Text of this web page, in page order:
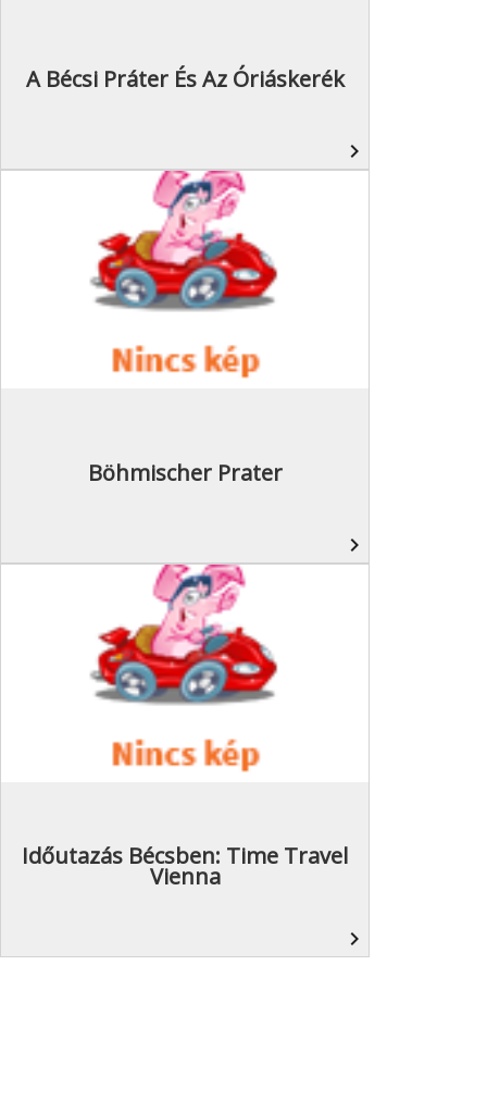
A Bécsi Práter És Az Óriáskerék
navigate_next
Böhmischer Prater
navigate_next
Időutazás Bécsben: Time Travel
Vienna
navigate_next